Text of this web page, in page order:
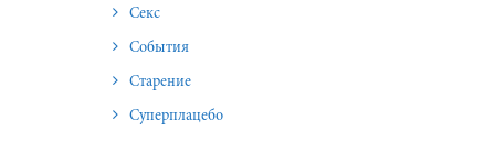
Секс
События
Старение
Суперплацебо